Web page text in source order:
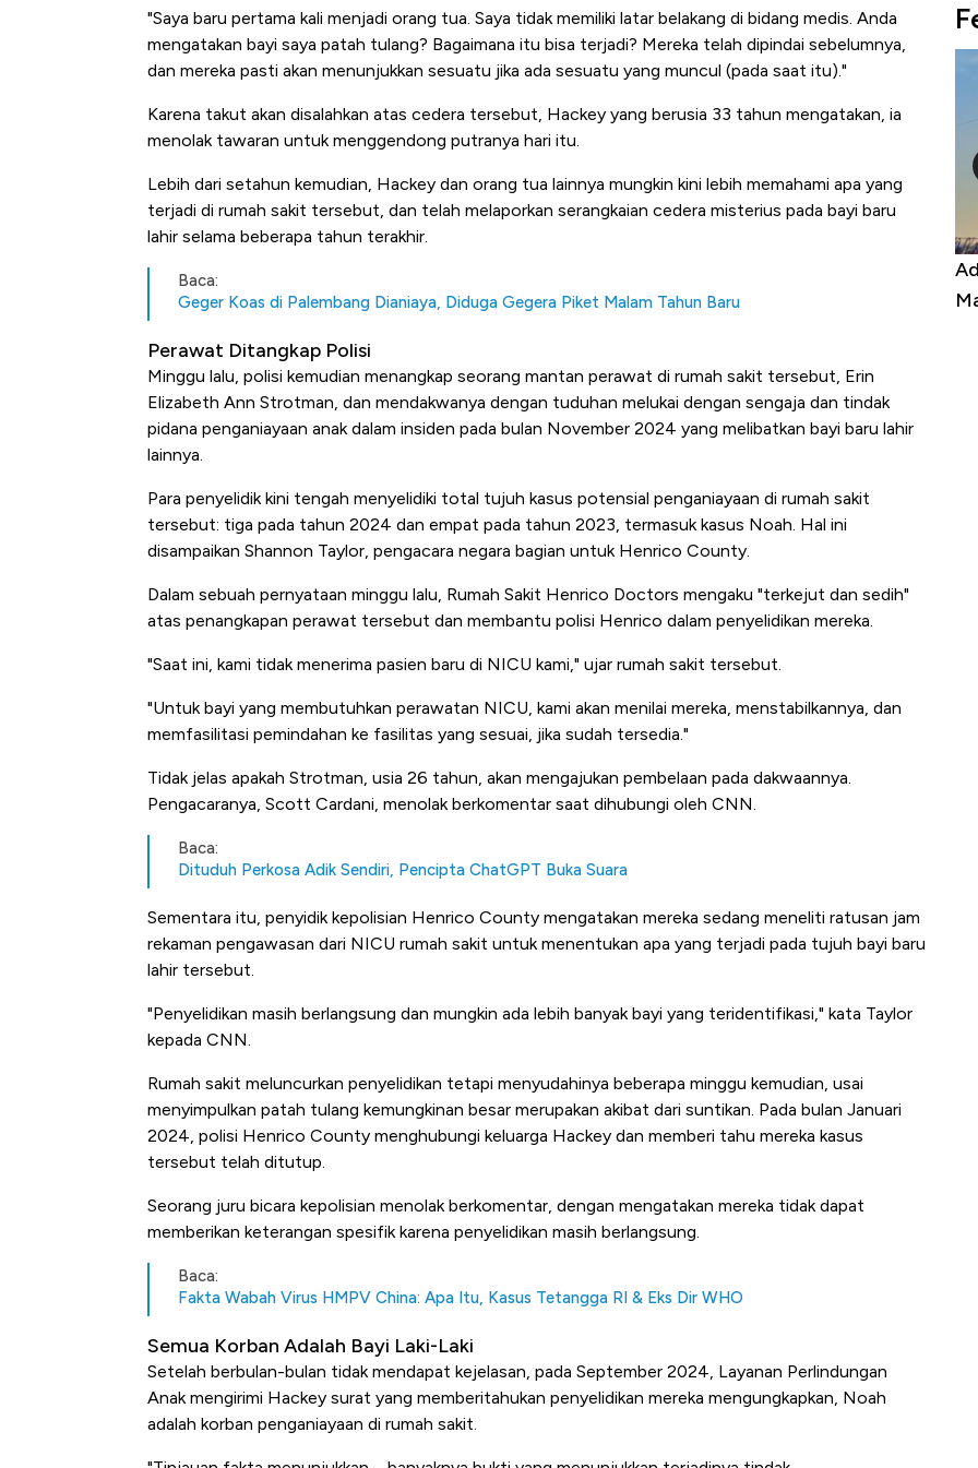
"Saya baru pertama kali menjadi orang tua. Saya tidak memiliki latar belakang di bidang medis. Anda
mengatakan bayi saya patah tulang? Bagaimana itu bisa terjadi? Mereka telah dipindai sebelumnya,
dan mereka pasti akan menunjukkan sesuatu jika ada sesuatu yang muncul (pada saat itu)."
Karena takut akan disalahkan atas cedera tersebut, Hackey yang berusia 33 tahun mengatakan, ia
menolak tawaran untuk menggendong putranya hari itu.
Lebih dari setahun kemudian, Hackey dan orang tua lainnya mungkin kini lebih memahami apa yang
terjadi di rumah sakit tersebut, dan telah melaporkan serangkaian cedera misterius pada bayi baru
lahir selama beberapa tahun terakhir.
Baca:
Geger Koas di Palembang Dianiaya, Diduga Gegera Piket Malam Tahun Baru
Perawat Ditangkap Polisi
Minggu lalu, polisi kemudian menangkap seorang mantan perawat di rumah sakit tersebut, Erin
Elizabeth Ann Strotman, dan mendakwanya dengan tuduhan melukai dengan sengaja dan tindak
pidana penganiayaan anak dalam insiden pada bulan November 2024 yang melibatkan bayi baru lahir
lainnya.
Para penyelidik kini tengah menyelidiki total tujuh kasus potensial penganiayaan di rumah sakit
tersebut: tiga pada tahun 2024 dan empat pada tahun 2023, termasuk kasus Noah. Hal ini
disampaikan Shannon Taylor, pengacara negara bagian untuk Henrico County.
Dalam sebuah pernyataan minggu lalu, Rumah Sakit Henrico Doctors mengaku "terkejut dan sedih"
atas penangkapan perawat tersebut dan membantu polisi Henrico dalam penyelidikan mereka.
"Saat ini, kami tidak menerima pasien baru di NICU kami," ujar rumah sakit tersebut.
"Untuk bayi yang membutuhkan perawatan NICU, kami akan menilai mereka, menstabilkannya, dan
memfasilitasi pemindahan ke fasilitas yang sesuai, jika sudah tersedia."
Tidak jelas apakah Strotman, usia 26 tahun, akan mengajukan pembelaan pada dakwaannya.
Pengacaranya, Scott Cardani, menolak berkomentar saat dihubungi oleh CNN.
Baca:
Dituduh Perkosa Adik Sendiri, Pencipta ChatGPT Buka Suara
Sementara itu, penyidik kepolisian Henrico County mengatakan mereka sedang meneliti ratusan jam
rekaman pengawasan dari NICU rumah sakit untuk menentukan apa yang terjadi pada tujuh bayi baru
lahir tersebut.
"Penyelidikan masih berlangsung dan mungkin ada lebih banyak bayi yang teridentifikasi," kata Taylor
kepada CNN.
Rumah sakit meluncurkan penyelidikan tetapi menyudahinya beberapa minggu kemudian, usai
menyimpulkan patah tulang kemungkinan besar merupakan akibat dari suntikan. Pada bulan Januari
2024, polisi Henrico County menghubungi keluarga Hackey dan memberi tahu mereka kasus
tersebut telah ditutup.
Seorang juru bicara kepolisian menolak berkomentar, dengan mengatakan mereka tidak dapat
memberikan keterangan spesifik karena penyelidikan masih berlangsung.
Baca:
Fakta Wabah Virus HMPV China: Apa Itu, Kasus Tetangga RI & Eks Dir WHO
Semua Korban Adalah Bayi Laki-Laki
Setelah berbulan-bulan tidak mendapat kejelasan, pada September 2024, Layanan Perlindungan
Anak mengirimi Hackey surat yang memberitahukan penyelidikan mereka mengungkapkan, Noah
adalah korban penganiayaan di rumah sakit.
Tembaga Terbang ke Zona Berbahaya